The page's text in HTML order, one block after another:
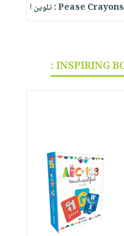
Pease Crayons : تلوين ا